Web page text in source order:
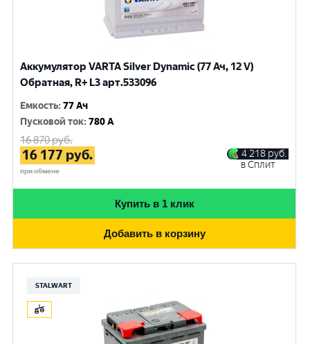
Аккумулятор VARTA Silver Dynamic (77 Ач, 12 V)
Обратная, R+ L3 арт.533096
Емкость:77 Ач
Пусковой ток:780 A
16 870руб.
16 177 руб.
при обмене
4 218 руб.
в Сплит
Купить в 1 клик
Добавить в корзину
STALWART